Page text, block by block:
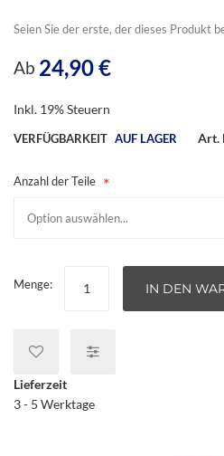
Seien Sie der erste, der dieses Produkt
Ab 24,90 €
Inkl. 19% Steuern
VERFÜGBARKEIT AUF LAGER Art.
Anzahl der Teile
Menge: IN DEN
Lieferzeit
3 - 5 Werktage